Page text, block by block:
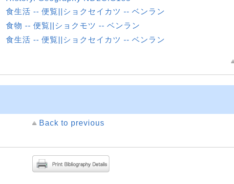
食生活 -- 便覧||ショクセイカツ -- ベンラン
食物 -- 便覧||ショクモツ -- ベンラン
食生活 -- 便覧||ショクセイカツ -- ベンラン
Back to previous